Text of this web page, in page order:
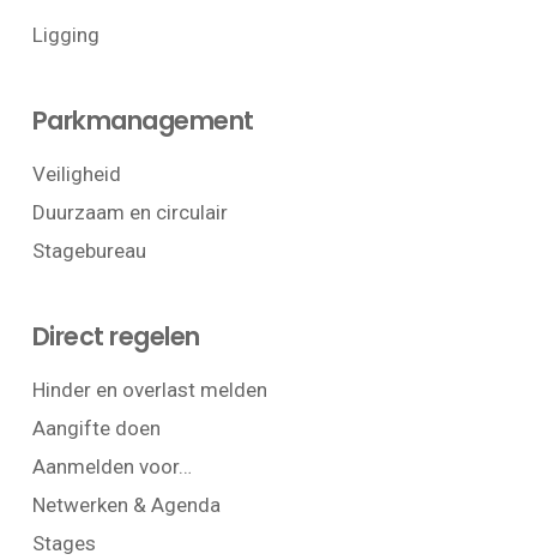
Ligging
Parkmanagement
Veiligheid
Duurzaam en circulair
Stagebureau
Direct regelen
Hinder en overlast melden
Aangifte doen
Aanmelden voor…
Netwerken & Agenda
Stages